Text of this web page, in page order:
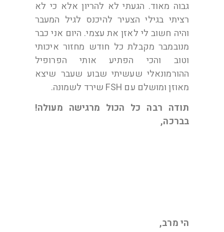
גבוה מאוד. הגעתי לא להריון אלא כי לא
רציתי בגילי הצעיר להיכנס לגיל המעבר
והיה חשוב לי לאזן את עצמי. היום אני כבר
מנובמבר מקבלת כל חודש מחזור איכותי
וטוב והכי הפתיע אותי הפרופיל
ההורמונאלי שעשיתי שבוע שעבר שיצא
מאוזן ומושלם עם FSH שירד לשמונה.
תודה רבה כל הכול מרגישה מעולה!
בברכה,
הי מרב,